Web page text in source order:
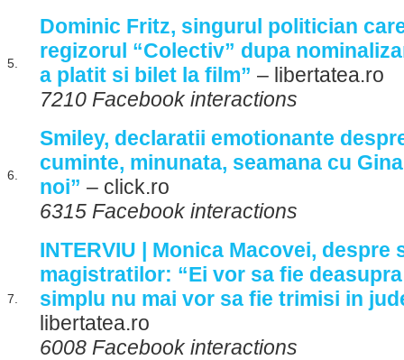
5.
Dominic Fritz, singurul politician
regizorul “Colectiv” dupa
a platit si bilet la film” – libertatea.ro
7210 Facebook interactions
6.
Smiley, declaratii emotionante
cuminte, minunata, seamana cu
noi” – click.ro
6315 Facebook interactions
7.
INTERVIU | Monica Macovei, despre
magistratilor: “Ei vor sa fie
simplu nu mai vor sa fie trimisi in
libertatea.ro
6008 Facebook interactions